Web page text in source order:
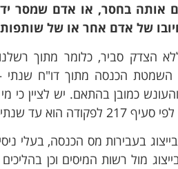
בחסר, או אדם שמסר
של אדם אחר או של
הצדק סביר, כלומר מתוך
הכנסה מתוך דו"ח שנתי –
כמובן בהתאם. יש לציין כי
מאסר וקנס.
בעבירות מס הכנסה, בעלי
מול רשות המיסים וכן